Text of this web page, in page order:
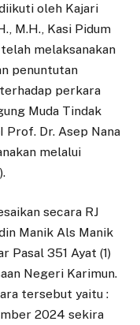
oleh Kajari
M.H., Kasi Pidum
melaksanakan
penuntutan
perkara
Muda Tindak
Prof. Dr. Asep Nana
melalui
secara RJ
Manik Als Manik
Pasal 351 Ayat (1)
Negeri Karimun.
tersebut yaitu :
2024 sekira